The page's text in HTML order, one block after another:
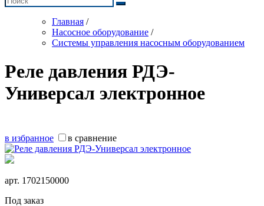
Главная /
Насосное оборудование /
Системы управления насосным оборудованием
Реле давления РДЭ-
Универсал электронное
в избранное в сравнение
арт. 1702150000
Под заказ